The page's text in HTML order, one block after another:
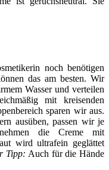
noch benötigen
das am besten. Wir
Wasser und verteilen
mit kreisenden
sparen wir aus.
ausüben, passen wir je
die Creme mit
wird ultrafein geglättet
Tipp: Auch für die Hände